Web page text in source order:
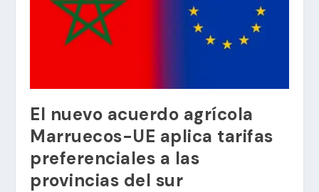
El nuevo acuerdo agrícola
Marruecos-UE aplica tarifas
preferenciales a las
provincias del sur